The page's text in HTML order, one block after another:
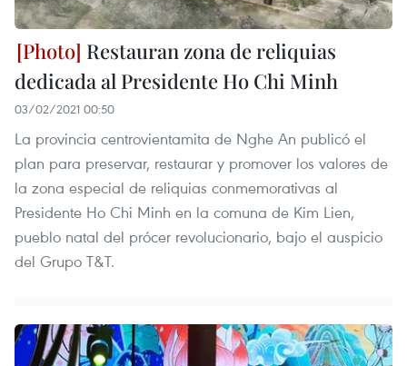
Restauran zona de reliquias
dedicada al Presidente Ho Chi Minh
03/02/2021 00:50
La provincia centrovientamita de Nghe An publicó el
plan para preservar, restaurar y promover los valores de
la zona especial de reliquias conmemorativas al
Presidente Ho Chi Minh en la comuna de Kim Lien,
pueblo natal del prócer revolucionario, bajo el auspicio
del Grupo T&T.